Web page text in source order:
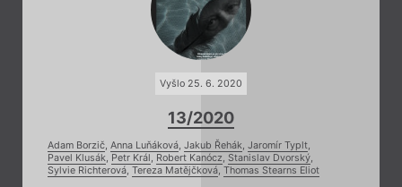
Vyšlo 25. 6. 2020
13/2020
Adam Borzič, Anna Luňáková, Jakub Řehák, Jaromír Typlt,
Pavel Klusák, Petr Král , Robert Kanócz, Stanislav Dvorský,
Sylvie Richterová, Tereza Matějčková, Thomas Stearns Eliot